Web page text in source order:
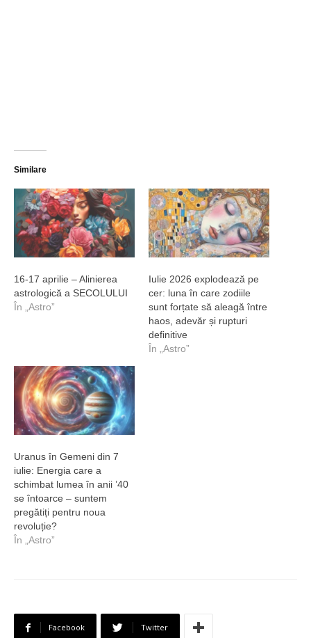
Similare
16-17 aprilie – Alinierea
astrologică a SECOLULUI
În „Astro”
Iulie 2026 explodează pe
cer: luna în care zodiile
sunt forțate să aleagă între
haos, adevăr și rupturi
definitive
În „Astro”
Uranus în Gemeni din 7
iulie: Energia care a
schimbat lumea în anii ’40
se întoarce – suntem
pregătiți pentru noua
revoluție?
În „Astro”
Facebook Twitter